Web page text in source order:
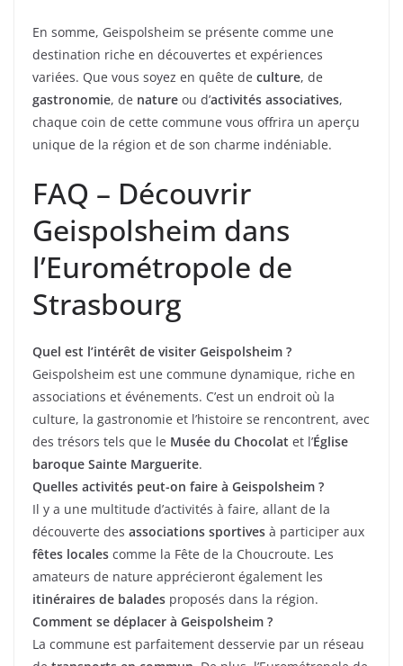
En somme, Geispolsheim se présente comme une
destination riche en découvertes et expériences
variées. Que vous soyez en quête de culture, de
gastronomie, de nature ou d’activités associatives,
chaque coin de cette commune vous offrira un aperçu
unique de la région et de son charme indéniable.
FAQ – Découvrir
Geispolsheim dans
l’Eurométropole de
Strasbourg
Quel est l’intérêt de visiter Geispolsheim ?
Geispolsheim est une commune dynamique, riche en
associations et événements. C’est un endroit où la
culture, la gastronomie et l’histoire se rencontrent, avec
des trésors tels que le Musée du Chocolat et l’Église
baroque Sainte Marguerite.
Quelles activités peut-on faire à Geispolsheim ?
Il y a une multitude d’activités à faire, allant de la
découverte des associations sportives à participer aux
fêtes locales comme la Fête de la Choucroute. Les
amateurs de nature apprécieront également les
itinéraires de balades proposés dans la région.
Comment se déplacer à Geispolsheim ?
La commune est parfaitement desservie par un réseau